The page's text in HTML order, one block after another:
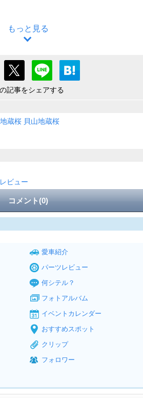
もっと見る
記事をシェアする
蔵桜 貝山地蔵桜
ビュー
コメント(0)
愛車紹介
パーツレビュー
何シテル？
フォトアルバム
イベントカレンダー
おすすめスポット
クリップ
フォロワー